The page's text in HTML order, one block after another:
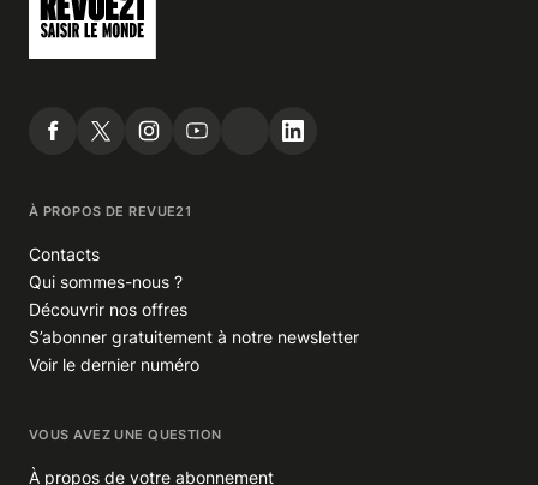
À PROPOS DE REVUE21
Contacts
Qui sommes-nous ?
Découvrir nos offres
S’abonner gratuitement à notre newsletter
Voir le dernier numéro
VOUS AVEZ UNE QUESTION
À propos de votre abonnement